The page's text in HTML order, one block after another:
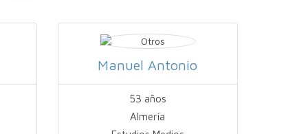
Manuel Antonio
53 años
Almería